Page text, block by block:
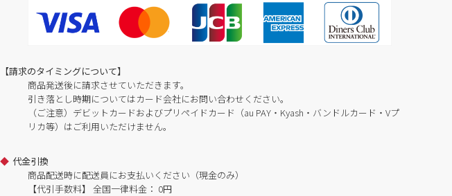
【請求のタイミングについて】
商品発送後に請求させていただきます。
引き落とし時期についてはカード会社にお問い合わせください。
（ご注意）デビットカードおよびプリペイドカード（au PAY・Kyash・バンドルカード・Vプ
リカ等）はご利用いただけません。
代金引換
商品配送時に配送員にお支払いください（現金のみ）
【代引手数料】 全国一律料金： 0円